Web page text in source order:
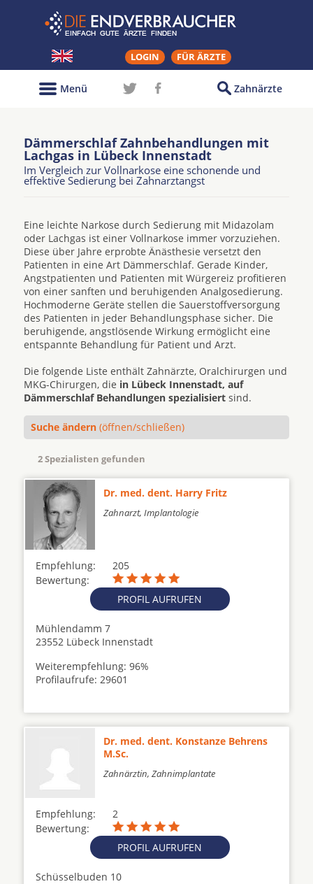
LOGIN FÜR ÄRZTE
Zahnärzte
Menü
Dämmerschlaf Zahnbehandlungen mit
Lachgas in Lübeck Innenstadt
Im Vergleich zur Vollnarkose eine schonende und
effektive Sedierung bei Zahnarztangst
Eine leichte Narkose durch Sedierung mit Midazolam
oder Lachgas ist einer Vollnarkose immer vorzuziehen.
Diese über Jahre erprobte Änästhesie versetzt den
Patienten in eine Art Dämmerschlaf. Gerade Kinder,
Angstpatienten und Patienten mit Würgereiz profitieren
von einer sanften und beruhigenden Analgosedierung.
Hochmoderne Geräte stellen die Sauerstoffversorgung
des Patienten in jeder Behandlungsphase sicher. Die
beruhigende, angstlösende Wirkung ermöglicht eine
entspannte Behandlung für Patient und Arzt.
Die folgende Liste enthält Zahnärzte, Oralchirurgen und
MKG-Chirurgen, die in Lübeck Innenstadt, auf
Dämmerschlaf Behandlungen spezialisiert sind.
Suche ändern (öffnen/schließen)
2 Spezialisten gefunden
Dr. med. dent. Harry Fritz
Zahnarzt, Implantologie
Empfehlung:
205
Bewertung:
PROFIL AUFRUFEN
Mühlendamm 7
23552 Lübeck Innenstadt
Weiterempfehlung: 96%
Profilaufrufe: 29601
Dr. med. dent. Konstanze Behrens
M.Sc.
Zahnärztin, Zahnimplantate
Empfehlung:
2
Bewertung:
PROFIL AUFRUFEN
Schüsselbuden 10